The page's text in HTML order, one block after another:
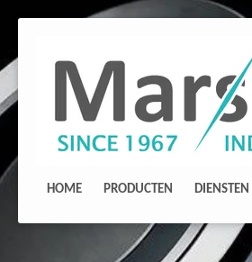
HOME PRODUCTEN DIENSTEN